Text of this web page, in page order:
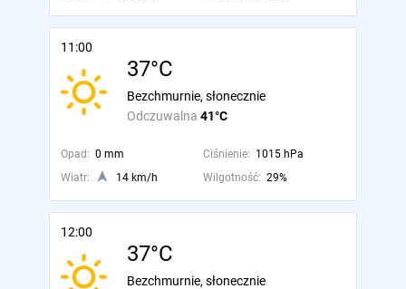
11:00
37°C
Odczuwalna 41°C
Bezchmurnie, słonecznie
Opad: 0 mm Ciśnienie: 1015 hPa
Wiatr:
14 km/h Wilgotność: 29%
12:00
37°C
Bezchmurnie, słonecznie